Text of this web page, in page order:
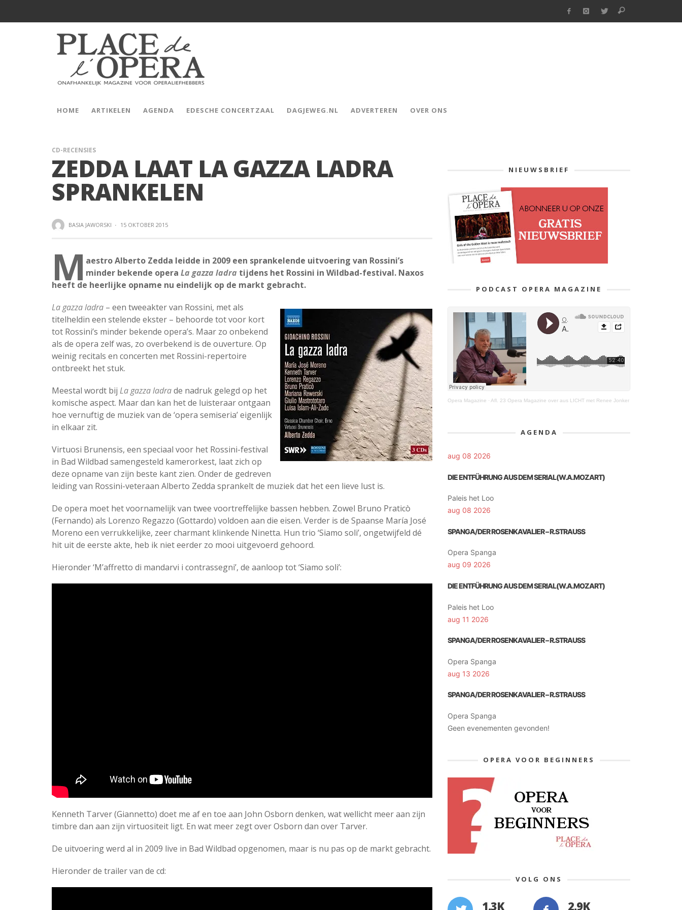
HOME ARTIKELEN AGENDA EDESCHE CONCERTZAAL DAGJEWEG.NL ADVERTEREN OVER ONS
CD-RECENSIES
ZEDDA LAAT LA GAZZA LADRA
SPRANKELEN
BASIA JAWORSKI · 15 OKTOBER 2015
M aestro Alberto Zedda leidde in 2009 een sprankelende uitvoering van Rossini’s
minder bekende opera La gazza ladra tijdens het Rossini in Wildbad-festival. Naxos
heeft de heerlijke opname nu eindelijk op de markt gebracht.
La gazza ladra – een tweeakter van Rossini, met als
titelheldin een stelende ekster – behoorde tot voor kort
tot Rossini’s minder bekende opera’s. Maar zo onbekend
als de opera zelf was, zo overbekend is de ouverture. Op
weinig recitals en concerten met Rossini-repertoire
ontbreekt het stuk.
Meestal wordt bij La gazza ladrade nadruk gelegd op het
komische aspect. Maar dan kan het de luisteraar ontgaan
hoe vernuftig de muziek van de ‘opera semiseria’ eigenlijk
in elkaar zit.
Virtuosi Brunensis, een speciaal voor het Rossini-festival
in Bad Wildbad samengesteld kamerorkest, laat zich op
deze opname van zijn beste kant zien. Onder de gedreven
leiding van Rossini-veteraan Alberto Zedda sprankelt de muziek dat het een lieve lust is.
De opera moet het voornamelijk van twee voortreffelijke bassen hebben. Zowel Bruno Praticò
(Fernando) als Lorenzo Regazzo (Gottardo) voldoen aan die eisen. Verder is de Spaanse María José
Moreno een verrukkelijke, zeer charmant klinkende Ninetta. Hun trio ‘Siamo soli’, ongetwijfeld dé
hit uit de eerste akte, heb ik niet eerder zo mooi uitgevoerd gehoord.
Hieronder ‘M’affretto di mandarvi i contrassegni’, de aanloop tot ‘Siamo soli’:
Kenneth Tarver (Giannetto) doet me af en toe aan John Osborn denken, wat wellicht meer aan zijn
timbre dan aan zijn virtuositeit ligt. En wat meer zegt over Osborn dan over Tarver.
De uitvoering werd al in 2009 live in Bad Wildbad opgenomen, maar is nu pas op de markt gebracht.
Hieronder de trailer van de cd:
NIEUWSBRIEF
PODCAST OPERA MAGAZINE
Opera Magazine · Afl. 23 Opera Magazine over aus LICHT met Renee Jonker
AGENDA
aug 08 2026
DIE ENTFÜHRUNG AUS DEM SERIAL(W.A.MOZART)
Paleis het Loo
aug 08 2026
SPANGA/DER ROSENKAVALIER – R.STRAUSS
Opera Spanga
aug 09 2026
DIE ENTFÜHRUNG AUS DEM SERIAL(W.A.MOZART)
Paleis het Loo
aug 11 2026
SPANGA/DER ROSENKAVALIER – R.STRAUSS
Opera Spanga
aug 13 2026
SPANGA/DER ROSENKAVALIER – R.STRAUSS
Opera Spanga
Geen evenementen gevonden!
OPERA VOOR BEGINNERS
VOLG ONS
1.3K